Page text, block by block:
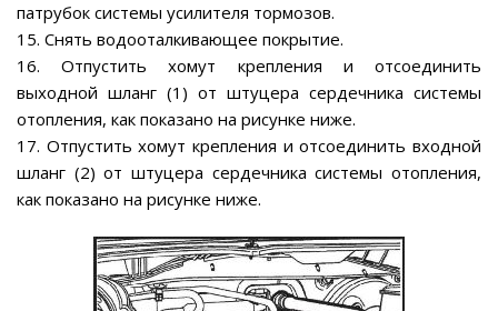
патрубок системы усилителя тормозов.
15. Снять водооталкивающее покрытие.
16. Отпустить хомут крепления и отсоединить
выходной шланг (1) от штуцера сердечника системы
отопления, как показано на рисунке ниже.
17. Отпустить хомут крепления и отсоединить входной
шланг (2) от штуцера сердечника системы отопления,
как показано на рисунке ниже.